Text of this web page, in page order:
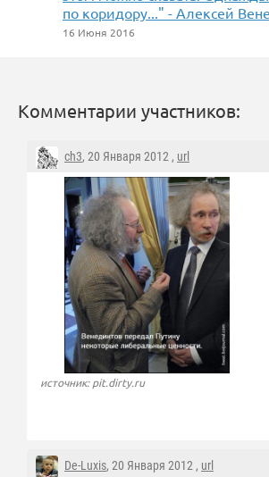
по коридору..." - Алексей
16 Июня 2016
Комментарии участников:
ch3, 20 Января 2012 , url
источник: pit.dirty.ru
De-Luxis, 20 Января 2012 , url